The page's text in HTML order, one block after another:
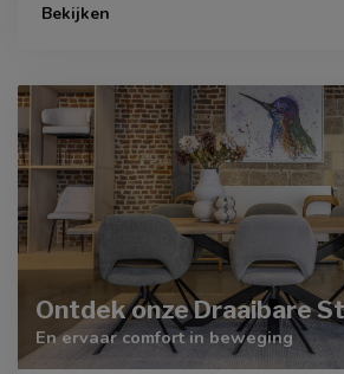
Bekijken
Ontdek onze Draaibare
En ervaar comfort in beweging